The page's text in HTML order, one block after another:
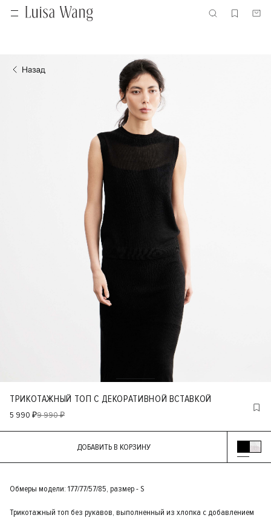
ТРИКОТАЖНЫЙ ТОП С ДЕКОРАТИВНОЙ ВСТАВКОЙ
5 990 ₽9 990 ₽
ДОБАВИТЬ В КОРЗИНУ
Обмеры модели: 177/77/57/85, размер - S
Трикотажный топ без рукавов, выполненный из хлопка с добавлением